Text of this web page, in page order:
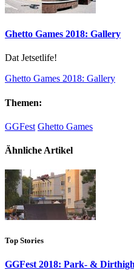
Ghetto Games 2018: Gallery
Dat Jetsetlife!
Ghetto Games 2018: Gallery
Themen:
GGFest Ghetto Games
Ähnliche Artikel
Top Stories
GGFest 2018: Park- &